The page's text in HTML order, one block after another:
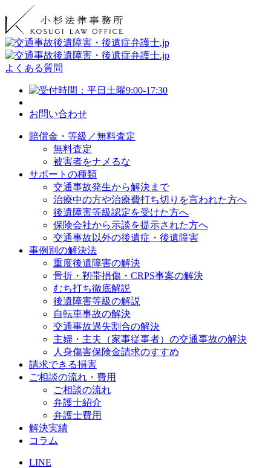
よくある質問
お問い合わせ
賠償金・等級／無料査定
無料査定
被害者をナメるな
サポートの種類
交通事故発生から解決まで
治療中の方や治療費打ち切りを言われた方へ
後遺障害等級認定を受けた方へ
保険会社から示談を提示された方へ
交通事故以外の後遺症・後遺障害
事例別の解決法
重度後遺障害の解決
骨折・靭帯損傷・CRPS事案の解決
むち打ち徹底解説
後遺障害等級の解説
自転車事故の解決
交通事故過失割合の解決
主婦・主夫（家事従事者）の交通事故の解決
人身傷害保険金請求のすすめ
請求できる損害
ご相談の流れ・費用
ご相談の流れ
弁護士紹介
弁護士費用
解決実績
コラム
LINE